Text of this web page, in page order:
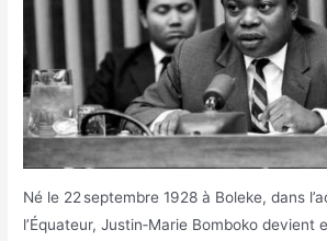
Né le 22 septembre 1928 à Boleke, dans
l’Équateur, Justin‑Marie Bomboko devient